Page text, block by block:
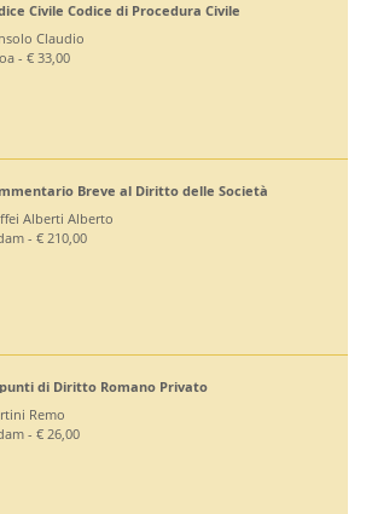
Civile Codice di Procedura Civile
Claudio
- € 33,00
Breve al Diritto delle Società
Alberti Alberto
- € 210,00
di Diritto Romano Privato
Remo
- € 26,00